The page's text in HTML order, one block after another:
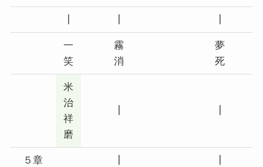
一
笑
霧
消
夢
死
米
治
祥
磨
５章